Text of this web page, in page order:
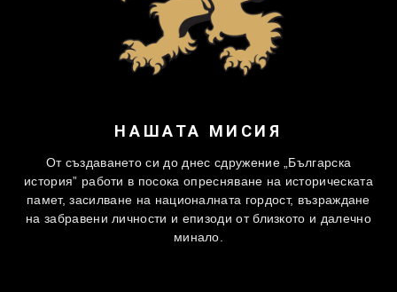
НАШАТА МИСИЯ
От създаването си до днес сдружение „Българска
история” работи в посока опресняване на историческата
памет, засилване на националната гордост, възраждане
на забравени личности и епизоди от близкото и далечно
минало.